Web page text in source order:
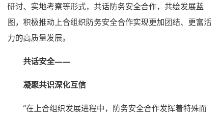
研讨、实地考察等形式，共话防务安全合作，共绘发展蓝
图，积极推动上合组织防务安全合作实现更加团结、更富活
力的高质量发展。
共话安全——
凝聚共识深化互信
“在上合组织发展进程中，防务安全合作发挥着特殊而